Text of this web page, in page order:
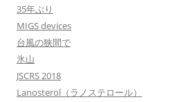
35年ぶり
MIGS devices
台風の狭間で
氷山
JSCRS 2018
Lanosterol（ラノステロール）